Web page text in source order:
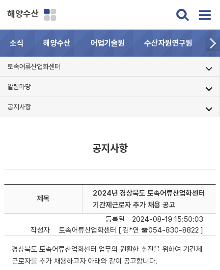
해양수산
소식 해양수산 어업기술원 수산자원연구원
토속어류산업화센터
알림마당
공지사항
공지사항
제목
2024년 경상북도 토속어류산업화센터
기간제근로자 추가 채용 공고
등록일
2024-08-19 15:50:03
작성자
토속어류산업화센터 [ 김*연 ☎054-830-8822 ]
경상북도 토속어류산업화센터 업무의 원활한 추진을 위하여 기간제
근로자를 추가 채용하고자 아래와 같이 공고합니다.